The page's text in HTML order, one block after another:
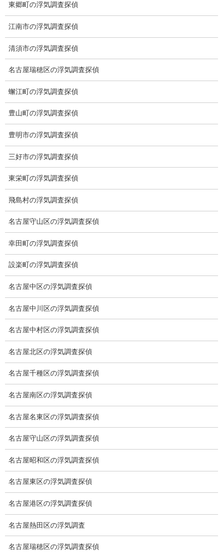
ご挨拶
システム
クーリング・オフ
ワンストップサービス
アフターフォロー
ミライリサーチのお約束
当社のこだわり
契約後の安心と信頼
顧問弁護士のご案内
委任契約
低料金の理由
スキルの高さ＝高額料金？
適正料金
調査機器
探偵の資格
弁護士紹介
浮気調査
浮気調査プランのご案内
浮気調査の相場
GPS調査
東郷町の浮気調査探偵
江南市の浮気調査探偵
清須市の浮気調査探偵
名古屋瑞穂区の浮気調査探偵
蠏江町の浮気調査探偵
豊山町の浮気調査探偵
豊明市の浮気調査探偵
三好市の浮気調査探偵
東栄町の浮気調査探偵
飛島村の浮気調査探偵
名古屋守山区の浮気調査探偵
幸田町の浮気調査探偵
設楽町の浮気調査探偵
名古屋中区の浮気調査探偵
名古屋中川区の浮気調査探偵
名古屋中村区の浮気調査探偵
名古屋北区の浮気調査探偵
名古屋千種区の浮気調査探偵
名古屋南区の浮気調査探偵
名古屋名東区の浮気調査探偵
名古屋守山区の浮気調査探偵
名古屋昭和区の浮気調査探偵
名古屋東区の浮気調査探偵
名古屋港区の浮気調査探偵
名古屋熱田区の浮気調査
名古屋瑞穂区の浮気調査探偵